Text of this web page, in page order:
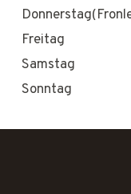
Freitag
Samstag
Sonntag